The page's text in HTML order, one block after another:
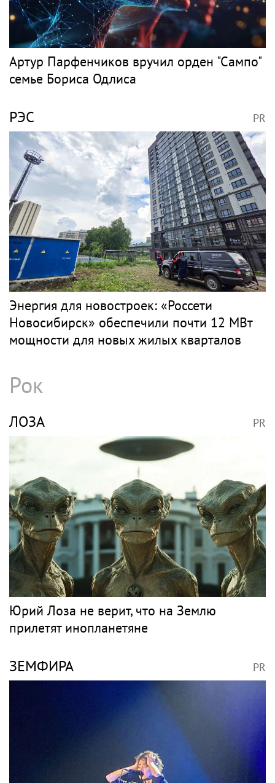
Артур Парфенчиков вручил орден "Сампо"
семье Бориса Одлиса
РЭС PR
Энергия для новостроек: «Россети
Новосибирск» обеспечили почти 12 МВт
мощности для новых жилых кварталов
Рок
ЛОЗА PR
Юрий Лоза не верит, что на Землю
прилетят инопланетяне
ЗЕМФИРА PR